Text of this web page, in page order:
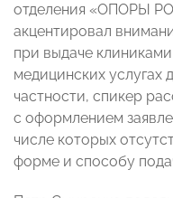
отделения «ОПОРЫ
акцентировал
при выдаче
медицинских услугах
частности, спикер
с оформлением
числе которых
форме и способу